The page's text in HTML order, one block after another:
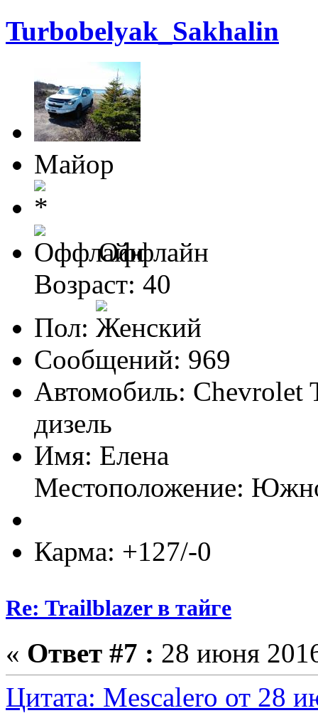
Turbobelyak_Sakhalin
Майор
Оффлайн
Возраст: 40
Пол:
Сообщений: 969
Автомобиль: Chevrolet
дизель
Имя: Елена
Местоположение:
Карма: +127/-0
Re: Trailblazer в тайге
« Ответ #7 : 28 июня
Цитата: Mescalero от 28